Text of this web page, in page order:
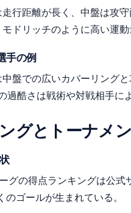
行距離が長く、中盤は攻
ドリッチのように高い運
手の例
盤での広いカバーリング
酷さは戦術や対戦相手に
グとトーナメ
グの得点ランキングは公式
ゴールが生まれている。